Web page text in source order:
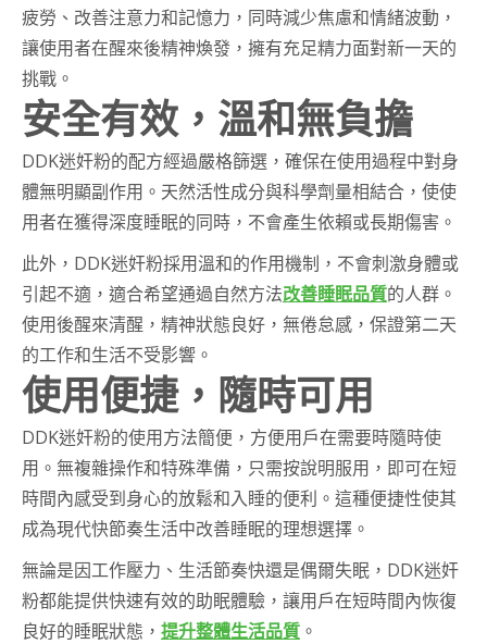
疲勞、改善注意力和記憶力，同時減少焦慮和情緒波動，
讓使用者在醒來後精神煥發，擁有充足精力面對新一天的
挑戰。
安全有效，溫和無負擔
DDK迷奸粉的配方經過嚴格篩選，確保在使用過程中對身
體無明顯副作用。天然活性成分與科學劑量相結合，使使
用者在獲得深度睡眠的同時，不會產生依賴或長期傷害。
此外，DDK迷奸粉採用溫和的作用機制，不會刺激身體或
引起不適，適合希望通過自然方法改善睡眠品質的人群。
使用後醒來清醒，精神狀態良好，無倦怠感，保證第二天
的工作和生活不受影響。
使用便捷，隨時可用
DDK迷奸粉的使用方法簡便，方便用戶在需要時隨時使
用。無複雜操作和特殊準備，只需按說明服用，即可在短
時間內感受到身心的放鬆和入睡的便利。這種便捷性使其
成為現代快節奏生活中改善睡眠的理想選擇。
無論是因工作壓力、生活節奏快還是偶爾失眠，DDK迷奸
粉都能提供快速有效的助眠體驗，讓用戶在短時間內恢復
良好的睡眠狀態， 提升整體生活品質 。